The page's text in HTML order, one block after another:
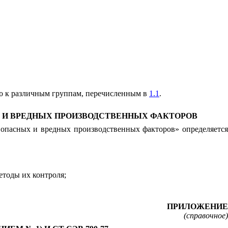
к различным группам, перечисленным в 1.1 .
ВРЕДНЫХ ПРОИЗВОДСТВЕННЫХ ФАКТОРОВ
и вредных производственных факторов» определяется
их контроля;
ПРИЛОЖЕНИЕ
(справочное)